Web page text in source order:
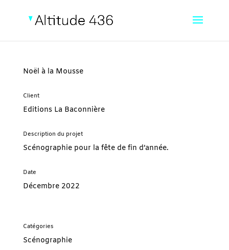
Noël à la Mousse
Client
Editions La Baconnière
Description du projet
Scénographie pour la fête de fin d’année.
Date
Décembre 2022
Catégories
Scénographie